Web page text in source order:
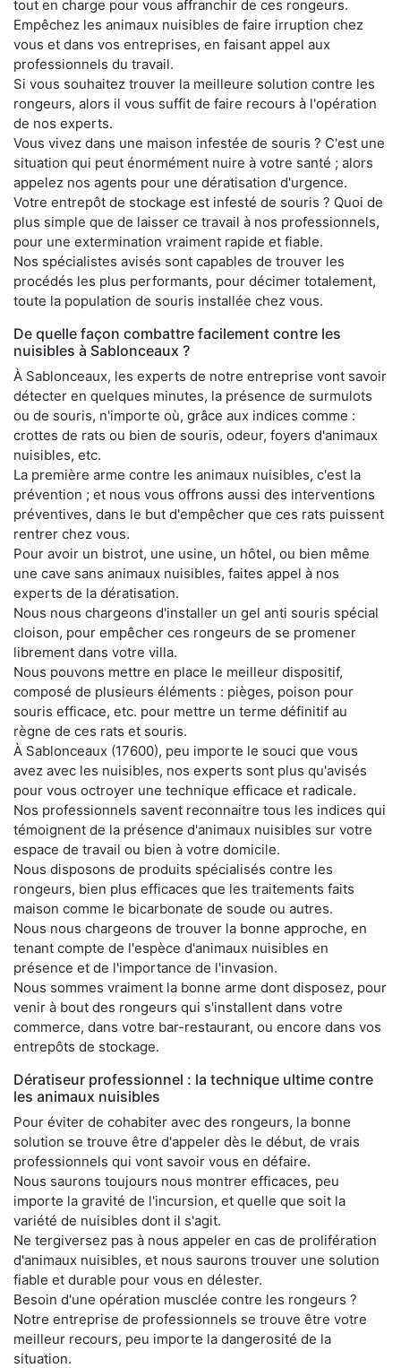
tout en charge pour vous affranchir de ces rongeurs.
Empêchez les animaux nuisibles de faire irruption chez
vous et dans vos entreprises, en faisant appel aux
professionnels du travail.
Si vous souhaitez trouver la meilleure solution contre les
rongeurs, alors il vous suffit de faire recours à l'opération
de nos experts.
Vous vivez dans une maison infestée de souris ? C'est une
situation qui peut énormément nuire à votre santé ; alors
appelez nos agents pour une dératisation d'urgence.
Votre entrepôt de stockage est infesté de souris ? Quoi de
plus simple que de laisser ce travail à nos professionnels,
pour une extermination vraiment rapide et fiable.
Nos spécialistes avisés sont capables de trouver les
procédés les plus performants, pour décimer totalement,
toute la population de souris installée chez vous.
De quelle façon combattre facilement contre les
nuisibles à Sablonceaux ?
À Sablonceaux, les experts de notre entreprise vont savoir
détecter en quelques minutes, la présence de surmulots
ou de souris, n'importe où, grâce aux indices comme :
crottes de rats ou bien de souris, odeur, foyers d'animaux
nuisibles, etc.
La première arme contre les animaux nuisibles, c'est la
prévention ; et nous vous offrons aussi des interventions
préventives, dans le but d'empêcher que ces rats puissent
rentrer chez vous.
Pour avoir un bistrot, une usine, un hôtel, ou bien même
une cave sans animaux nuisibles, faites appel à nos
experts de la dératisation.
Nous nous chargeons d'installer un gel anti souris spécial
cloison, pour empêcher ces rongeurs de se promener
librement dans votre villa.
Nous pouvons mettre en place le meilleur dispositif,
composé de plusieurs éléments : pièges, poison pour
souris efficace, etc. pour mettre un terme définitif au
règne de ces rats et souris.
À Sablonceaux (17600), peu importe le souci que vous
avez avec les nuisibles, nos experts sont plus qu'avisés
pour vous octroyer une technique efficace et radicale.
Nos professionnels savent reconnaitre tous les indices qui
témoignent de la présence d'animaux nuisibles sur votre
espace de travail ou bien à votre domicile.
Nous disposons de produits spécialisés contre les
rongeurs, bien plus efficaces que les traitements faits
maison comme le bicarbonate de soude ou autres.
Nous nous chargeons de trouver la bonne approche, en
tenant compte de l'espèce d'animaux nuisibles en
présence et de l'importance de l'invasion.
Nous sommes vraiment la bonne arme dont disposez, pour
venir à bout des rongeurs qui s'installent dans votre
commerce, dans votre bar-restaurant, ou encore dans vos
entrepôts de stockage.
Dératiseur professionnel : la technique ultime contre
les animaux nuisibles
Pour éviter de cohabiter avec des rongeurs, la bonne
solution se trouve être d'appeler dès le début, de vrais
professionnels qui vont savoir vous en défaire.
Nous saurons toujours nous montrer efficaces, peu
importe la gravité de l'incursion, et quelle que soit la
variété de nuisibles dont il s'agit.
Ne tergiversez pas à nous appeler en cas de prolifération
d'animaux nuisibles, et nous saurons trouver une solution
fiable et durable pour vous en délester.
Besoin d'une opération musclée contre les rongeurs ?
Notre entreprise de professionnels se trouve être votre
meilleur recours, peu importe la dangerosité de la
situation.